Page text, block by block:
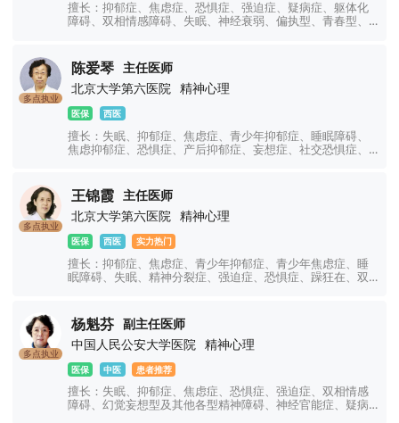
擅长：抑郁症、焦虑症、恐惧症、强迫症、疑病症、躯体化
障碍、双相情感障碍、失眠、神经衰弱、偏执型、青春型、
神心理、睡眠障碍科、躁狂症、恐惧症、神经官能症、植物
神经紊乱、头痛头晕、更年期综合征、心理咨询、注意力不
集中、网瘾、青少年厌学叛逆等青少年儿童心理问题。
多点执业
陈爱琴
主任医师
北京大学第六医院
精神心理
医保 西医
擅长：失眠、抑郁症、焦虑症、青少年抑郁症、睡眠障碍、
焦虑抑郁症、恐惧症、产后抑郁症、妄想症、社交恐惧症、
体化障碍、神经官能症、植物神经紊乱、注意力不集中、网
瘾、青少年厌学叛逆等青少年儿童心理问题。
多点执业
王锦霞
主任医师
北京大学第六医院
精神心理
医保 西医 实力热门
擅长：抑郁症、焦虑症、青少年抑郁症、青少年焦虑症、睡
眠障碍、失眠、精神分裂症、强迫症、恐惧症、躁狂在、双
障碍、疑病症、妄想症、儿童焦虑抑郁症、创伤应激障碍、
神经衰弱、社交障碍、学习障碍、厌学、网瘾、青少年叛
逆、注意力不集中等精神心理疾病的诊治。
多点执业
杨魁芬
副主任医师
中国人民公安大学医院
精神心理
医保 中医 患者推荐
擅长：失眠、抑郁症、焦虑症、恐惧症、强迫症、双相情感
障碍、幻觉妄想型及其他各型精神障碍、神经官能症、疑病